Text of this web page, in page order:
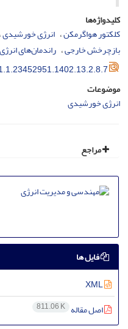
کلیدواژه‌ها
کلکتور هواگرمکن انرژی خورشیدی
بازچرخش خارجی راندمان‌های
موضوعات
انرژی خورشیدی
مراجع
فایل ها
اصل مقاله 811.06 K